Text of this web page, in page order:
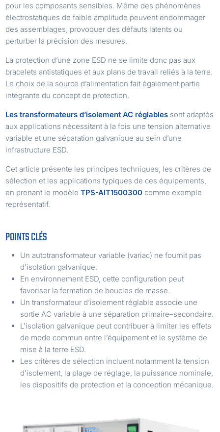
pour les composants sensibles. Même des phénomènes
électrostatiques de faible amplitude peuvent endommager
des assemblages, provoquer des défauts latents ou
perturber la précision des mesures.
La protection d’une zone ESD ne se limite donc pas aux
bracelets antistatiques et aux plans de travail reliés à la terre.
Le choix de la source d’alimentation fait également partie
intégrante du concept de protection.
Les transformateurs d’isolement AC réglables sont adaptés
aux applications nécessitant à la fois une tension alternative
variable et une séparation galvanique au sein d’une
infrastructure ESD.
Cet article présente les principes techniques, les critères de
sélection et les applications typiques de ces équipements,
en prenant le modèleTPS-AIT1500300 comme exemple
représentatif.
POINTS CLÉS
Un autotransformateur variable (variac) ne fournit pas
d’isolation galvanique.
En environnement ESD, cette configuration peut
favoriser la formation de boucles de masse.
Un transformateur d’isolement réglable associe une
sortie AC variable à une séparation primaire–secondaire.
L’isolation galvanique peut contribuer à limiter les effets
de mode commun entre l’équipement et le système de
mise à la terre ESD.
Les critères de sélection incluent notamment la tension
d’isolement, la plage de réglage, la puissance nominale,
les dispositifs de protection et la conception mécanique.